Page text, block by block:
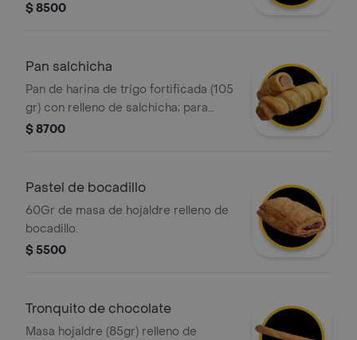
$ 8500
Pan salchicha
Pan de harina de trigo fortificada (105
gr) con relleno de salchicha; para
obtener un rollo con diferentes capas
$ 8700
Pastel de bocadillo
60Gr de masa de hojaldre relleno de
bocadillo.
$ 5500
Tronquito de chocolate
Masa hojaldre (85gr) relleno de